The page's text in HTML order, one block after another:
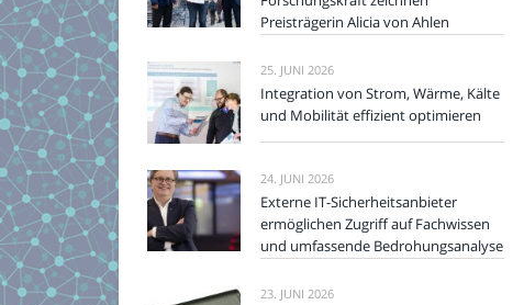
Preisträgerin Alicia von Ahlen
25. JUNI 2026
Integration von Strom, Wärme, Kälte
und Mobilität effizient optimieren
24. JUNI 2026
Externe IT-Sicherheitsanbieter
ermöglichen Zugriff auf Fachwissen
und umfassende Bedrohungsanalyse
23. JUNI 2026